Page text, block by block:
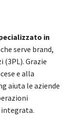
in
che serve brand,
Grazie
e alla
aiuta le aziende
integrata.